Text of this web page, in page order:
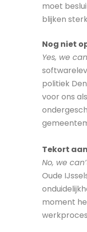
moet
blijken
Nog niet
Yes, we can
politiek
voor ons
Tekort
No, we
Oude
moment